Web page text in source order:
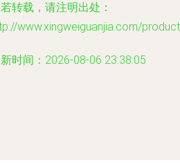
转载，请注明出处：
www.xingweiguanjia.com/
时间：2026-08-06 23:38:05